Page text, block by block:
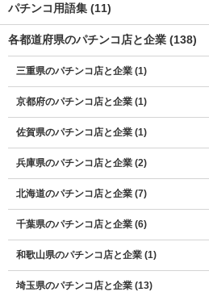
パチンコ用語集 (11)
各都道府県のパチンコ店と企業 (138)
三重県のパチンコ店と企業 (1)
京都府のパチンコ店と企業 (1)
佐賀県のパチンコ店と企業 (1)
兵庫県のパチンコ店と企業 (2)
北海道のパチンコ店と企業 (7)
千葉県のパチンコ店と企業 (6)
和歌山県のパチンコ店と企業 (1)
埼玉県のパチンコ店と企業 (13)